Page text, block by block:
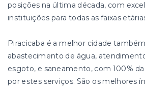
posições na última década, com
instituições para todas as faixas
Piracicaba é a melhor cidade
abastecimento de água,
esgoto, e saneamento, com 100%
por estes serviços. São os melhores